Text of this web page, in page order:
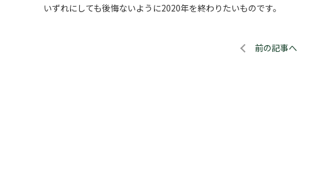
いずれにしても後悔ないように2020年を終わりたいものです。
前の記事へ